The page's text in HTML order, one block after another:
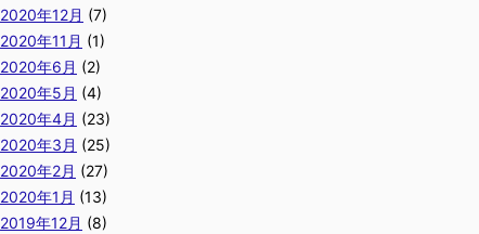
2020年12月 (7)
2020年11月 (1)
2020年6月 (2)
2020年5月 (4)
2020年4月 (23)
2020年3月 (25)
2020年2月 (27)
2020年1月 (13)
2019年12月 (8)